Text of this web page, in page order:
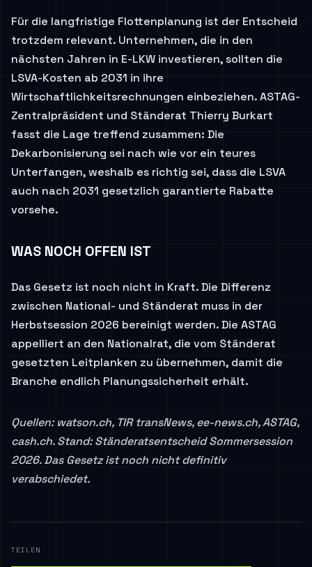
Für die langfristige Flottenplanung ist der Entscheid
trotzdem relevant. Unternehmen, die in den
nächsten Jahren in E-LKW investieren, sollten die
LSVA-Kosten ab 2031 in ihre
Wirtschaftlichkeitsrechnungen einbeziehen. ASTAG-
Zentralpräsident und Ständerat Thierry Burkart
fasst die Lage treffend zusammen: Die
Dekarbonisierung sei nach wie vor ein teures
Unterfangen, weshalb es richtig sei, dass die LSVA
auch nach 2031 gesetzlich garantierte Rabatte
vorsehe.
WAS NOCH OFFEN IST
Das Gesetz ist noch nicht in Kraft. Die Differenz
zwischen National- und Ständerat muss in der
Herbstsession 2026 bereinigt werden. Die ASTAG
appelliert an den Nationalrat, die vom Ständerat
gesetzten Leitplanken zu übernehmen, damit die
Branche endlich Planungssicherheit erhält.
Quellen: watson.ch, TIR transNews, ee-news.ch, ASTAG,
cash.ch. Stand: Ständeratsentscheid Sommersession
2026. Das Gesetz ist noch nicht definitiv
verabschiedet.
TEILEN